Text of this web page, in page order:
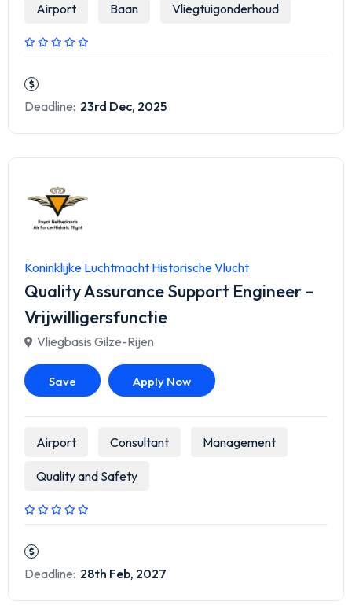
Airport Baan Vliegtuigonderhoud
Deadline: 23rd Dec, 2025
Koninklijke Luchtmacht Historische Vlucht
Quality Assurance Support Engineer –
Vrijwilligersfunctie
Vliegbasis Gilze-Rijen
Save Apply Now
Airport Consultant Management
Quality and Safety
Deadline: 28th Feb, 2027